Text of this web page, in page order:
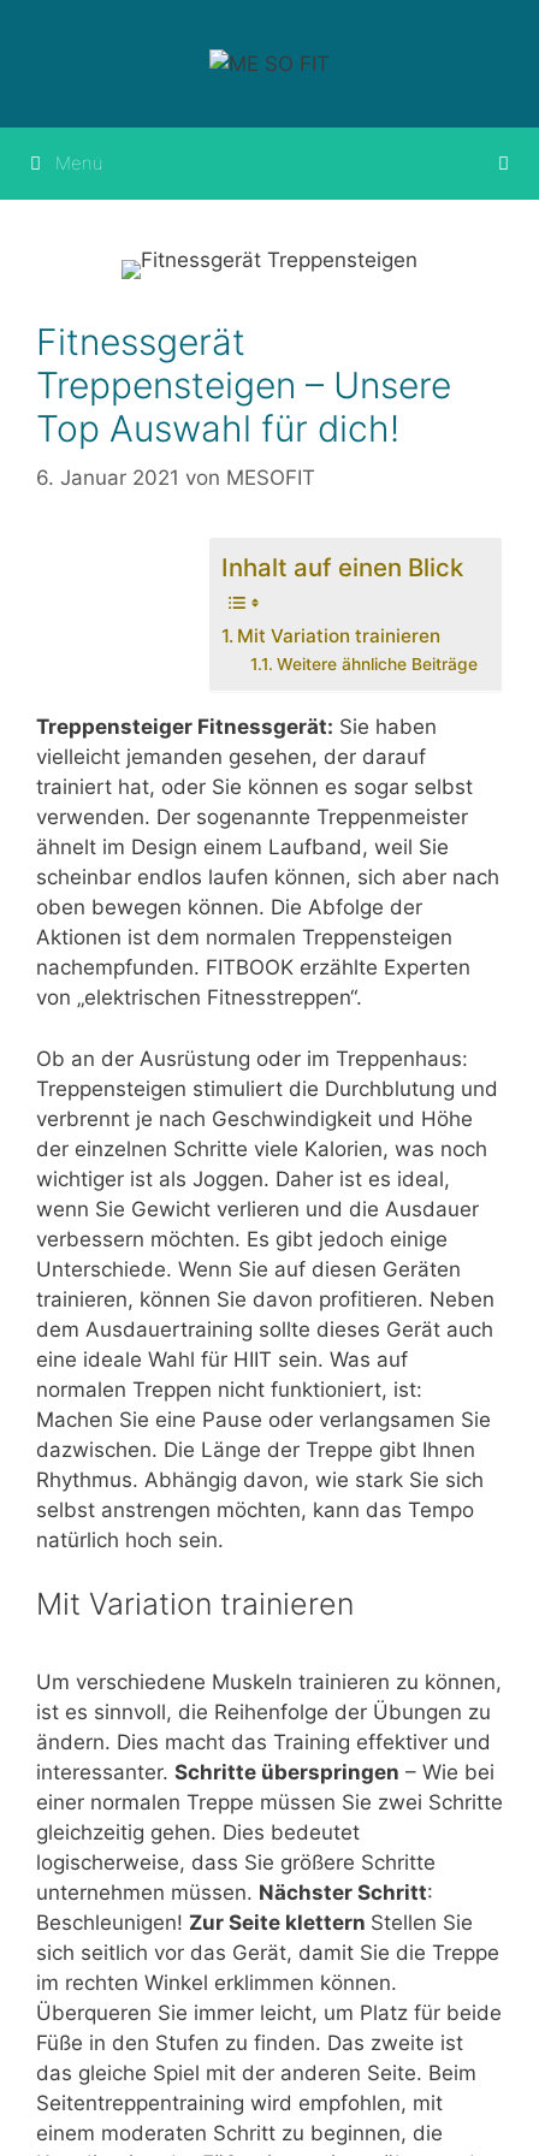
Menü
Fitnessgerät
Treppensteigen – Unsere
Top Auswahl für dich!
6. Januar 2021 von MESOFIT
Inhalt auf einen Blick
Mit Variation trainieren
Weitere ähnliche Beiträge
Treppensteiger Fitnessgerät: Sie haben
vielleicht jemanden gesehen, der darauf
trainiert hat, oder Sie können es sogar selbst
verwenden. Der sogenannte Treppenmeister
ähnelt im Design einem Laufband, weil Sie
scheinbar endlos laufen können, sich aber nach
oben bewegen können. Die Abfolge der
Aktionen ist dem normalen Treppensteigen
nachempfunden. FITBOOK erzählte Experten
von „elektrischen Fitnesstreppen“.
Ob an der Ausrüstung oder im Treppenhaus:
Treppensteigen stimuliert die Durchblutung und
verbrennt je nach Geschwindigkeit und Höhe
der einzelnen Schritte viele Kalorien, was noch
wichtiger ist als Joggen. Daher ist es ideal,
wenn Sie Gewicht verlieren und die Ausdauer
verbessern möchten. Es gibt jedoch einige
Unterschiede. Wenn Sie auf diesen Geräten
trainieren, können Sie davon profitieren. Neben
dem Ausdauertraining sollte dieses Gerät auch
eine ideale Wahl für HIIT sein. Was auf
normalen Treppen nicht funktioniert, ist:
Machen Sie eine Pause oder verlangsamen Sie
dazwischen. Die Länge der Treppe gibt Ihnen
Rhythmus. Abhängig davon, wie stark Sie sich
selbst anstrengen möchten, kann das Tempo
natürlich hoch sein.
Mit Variation trainieren
Um verschiedene Muskeln trainieren zu können,
ist es sinnvoll, die Reihenfolge der Übungen zu
ändern. Dies macht das Training effektiver und
interessanter. Schritte überspringen – Wie bei
einer normalen Treppe müssen Sie zwei Schritte
gleichzeitig gehen. Dies bedeutet
logischerweise, dass Sie größere Schritte
unternehmen müssen. Nächster Schritt:
Beschleunigen! Zur Seite klettern Stellen Sie
sich seitlich vor das Gerät, damit Sie die Treppe
im rechten Winkel erklimmen können.
Überqueren Sie immer leicht, um Platz für beide
Füße in den Stufen zu finden. Das zweite ist
das gleiche Spiel mit der anderen Seite. Beim
Seitentreppentraining wird empfohlen, mit
einem moderaten Schritt zu beginnen, die